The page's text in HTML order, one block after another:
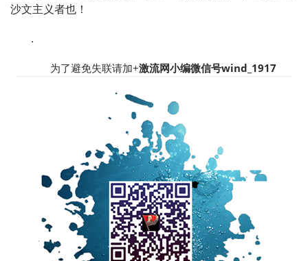
沙文主义者也！
.
为了避免失联请加+激流网小编微信号wind_1917